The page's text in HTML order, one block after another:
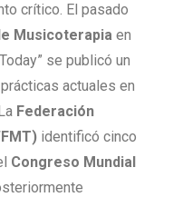
crítico. El pasado
Musicoterapia en
se publicó un
actuales en
Federación
identificó cinco
Congreso Mundial